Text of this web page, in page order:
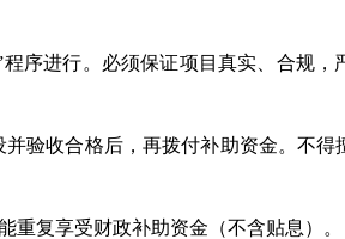
序进行。必须保证项目真实、合规
并验收合格后，再拨付补助资金。不得
重复享受财政补助资金（不含贴息）。